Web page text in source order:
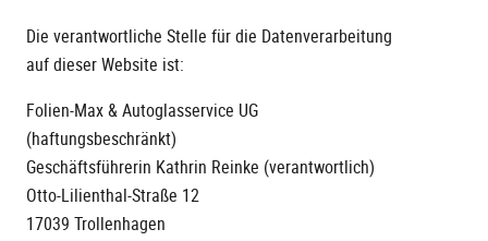
Die verantwortliche Stelle für die Datenverarbeitung
auf dieser Website ist:
Folien-Max & Autoglasservice UG
(haftungsbeschränkt)
Geschäftsführerin Kathrin Reinke (verantwortlich)
Otto-Lilienthal-Straße 12
17039 Trollenhagen